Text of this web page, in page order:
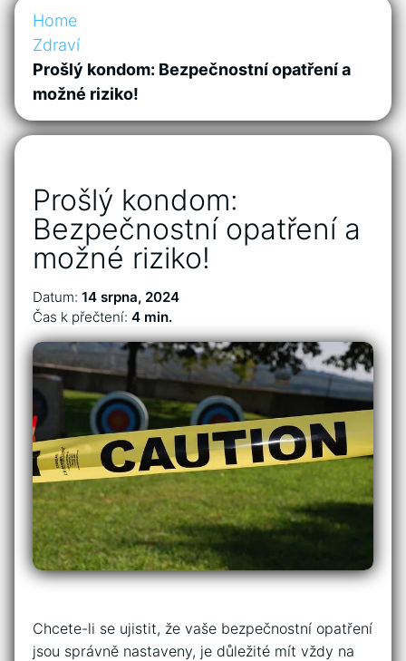
Home
Zdraví
Prošlý kondom: Bezpečnostní opatření a
možné riziko!
Prošlý kondom:
Bezpečnostní opatření a
možné riziko!
Datum: 14 srpna, 2024
Čas k přečtení: 4 min.
Chcete-li se ujistit, že vaše⁢ bezpečnostní opatření
jsou správně⁢ nastaveny, je důležité⁣ mít ⁣vždy na